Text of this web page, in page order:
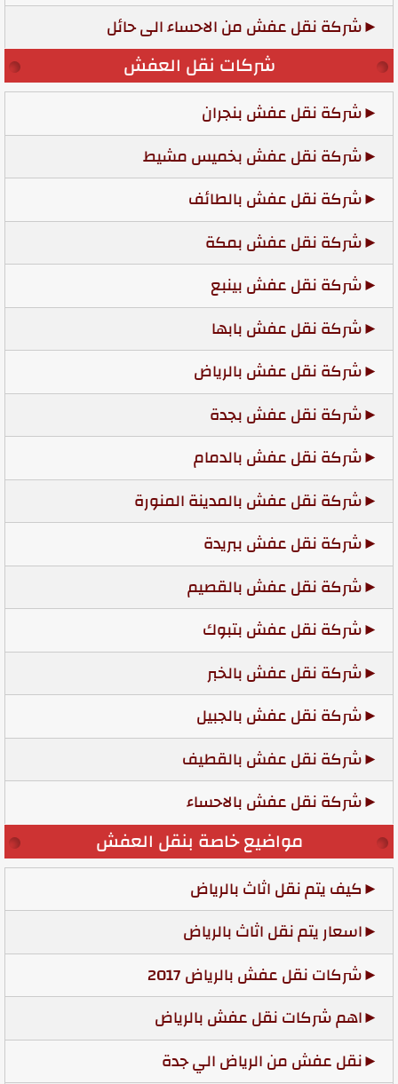
شركة نقل عفش من الاحساء الى حائل
شركات نقل العفش
شركة نقل عفش بنجران
شركة نقل عفش بخميس مشيط
شركة نقل عفش بالطائف
شركة نقل عفش بمكة
شركة نقل عفش بينبع
شركة نقل عفش بابها
شركة نقل عفش بالرياض
شركة نقل عفش بجدة
شركة نقل عفش بالدمام
شركة نقل عفش بالمدينة المنورة
شركة نقل عفش ببريدة
شركة نقل عفش بالقصيم
شركة نقل عفش بتبوك
شركة نقل عفش بالخبر
شركة نقل عفش بالجبيل
شركة نقل عفش بالقطيف
شركة نقل عفش بالاحساء
مواضيع خاصة بنقل العفش
كيف يتم نقل اثاث بالرياض
اسعار يتم نقل اثاث بالرياض
شركات نقل عفش بالرياض 2017
اهم شركات نقل عفش بالرياض
نقل عفش من الرياض الي جدة